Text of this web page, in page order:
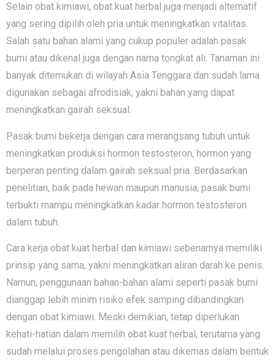
Selain obat kimiawi, obat kuat herbal juga menjadi alternatif
yang sering dipilih oleh pria untuk meningkatkan vitalitas.
Salah satu bahan alami yang cukup populer adalah pasak
bumi atau dikenal juga dengan nama tongkat ali. Tanaman ini
banyak ditemukan di wilayah Asia Tenggara dan sudah lama
digunakan sebagai afrodisiak, yakni bahan yang dapat
meningkatkan gairah seksual.
Pasak bumi bekerja dengan cara merangsang tubuh untuk
meningkatkan produksi hormon testosteron, hormon yang
berperan penting dalam gairah seksual pria. Berdasarkan
penelitian, baik pada hewan maupun manusia, pasak bumi
terbukti mampu meningkatkan kadar hormon testosteron
dalam tubuh.
Cara kerja obat kuat herbal dan kimiawi sebenarnya memiliki
prinsip yang sama, yakni meningkatkan aliran darah ke penis.
Namun, penggunaan bahan-bahan alami seperti pasak bumi
dianggap lebih minim risiko efek samping dibandingkan
dengan obat kimiawi. Meski demikian, tetap diperlukan
kehati-hatian dalam memilih obat kuat herbal, terutama yang
sudah melalui proses pengolahan atau dikemas dalam bentuk